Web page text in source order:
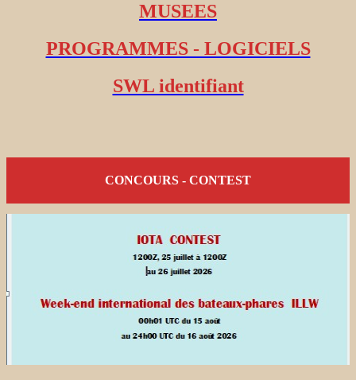
MUSEES
PROGRAMMES - LOGICIELS
SWL identifiant
CONCOURS - CONTEST